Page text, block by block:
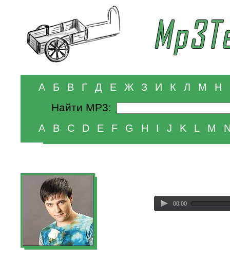
А Б В Г Д Е Ж З И К Л М Н
Найти MP3:
A B C D E F G H I J K L M
00:00